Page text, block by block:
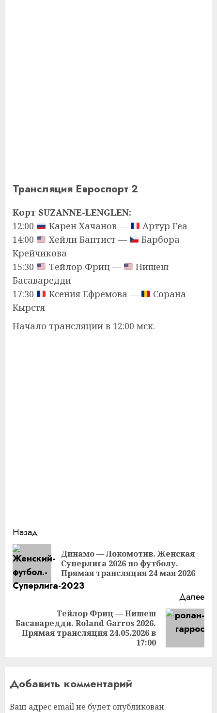
Трансляция Евроспорт 2
Корт SUZANNE-LENGLEN:
12:00
Карен Хачанов —
Артур Геа
14:00
Хейли Баптист —
Барбора
Крейчикова
15:30
Тейлор Фриц —
Нишеш
Басаваредди
17:30
Ксения Ефремова —
Сорана
Кырстя
Начало трансляции в 12:00 мск.
Продолжить
чтение
Назад
Динамо — Локомотив. Женская
Суперлига 2026 по футболу.
Прямая трансляция 24 мая 2026
Далее
Следующая
запись:
Тейлор Фриц — Нишеш
Басаваредди. Roland Garros 2026.
Прямая трансляция 24.05.2026 в
17:00
Добавить комментарий
Ваш адрес email не будет опубликован.